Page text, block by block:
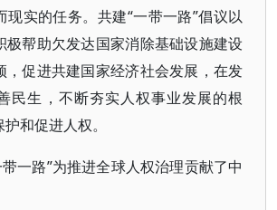
现实的任务。共建“一带一路”倡议以
极帮助欠发达国家消除基础设施建设
，促进共建国家经济社会发展，在发
民生，不断夯实人权事业发展的根
和促进人权。
一路”为推进全球人权治理贡献了中